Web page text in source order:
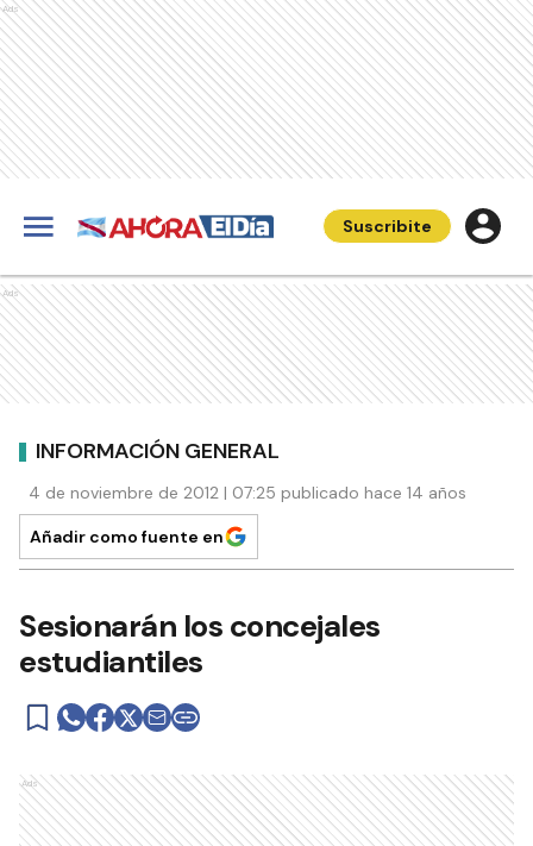
Ads
Suscribite
Ads
INFORMACIÓN GENERAL
4 de noviembre de 2012 | 07:25 publicado hace 14 años
Añadir como fuente en
Sesionarán los concejales
estudiantiles
Ads